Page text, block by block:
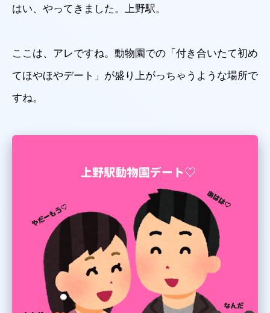
はい、やってきました。上野駅。
ここは、アレですね。動物園での「付き合いたて初め
てほやほやデート」が盛り上がっちゃうような場所で
すね。